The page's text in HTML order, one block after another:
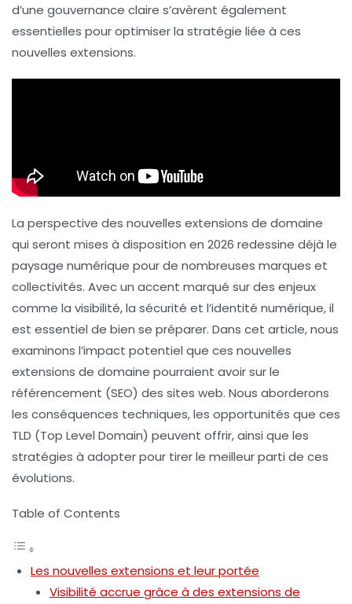
d’une gouvernance claire s’avèrent également
essentielles pour optimiser la stratégie liée à ces
nouvelles extensions.
La perspective des nouvelles extensions de domaine
qui seront mises à disposition en 2026 redessine déjà le
paysage numérique pour de nombreuses marques et
collectivités. Avec un accent marqué sur des enjeux
comme la visibilité, la sécurité et l’identité numérique, il
est essentiel de bien se préparer. Dans cet article, nous
examinons l’impact potentiel que ces nouvelles
extensions de domaine pourraient avoir sur le
référencement (SEO) des sites web. Nous aborderons
les conséquences techniques, les opportunités que ces
TLD (Top Level Domain) peuvent offrir, ainsi que les
stratégies à adopter pour tirer le meilleur parti de ces
évolutions.
Table of Contents
Les nouvelles extensions et leur portée
Visibilité accrue grâce à des extensions de